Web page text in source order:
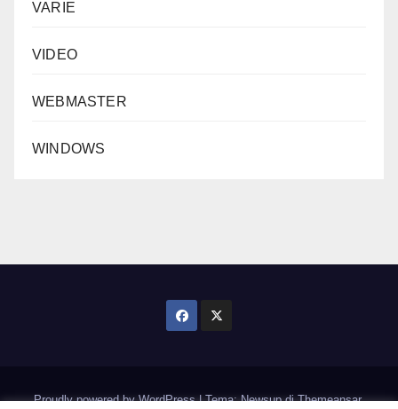
VARIE
VIDEO
WEBMASTER
WINDOWS
Proudly powered by WordPress|Tema: Newsup diThemeansar.